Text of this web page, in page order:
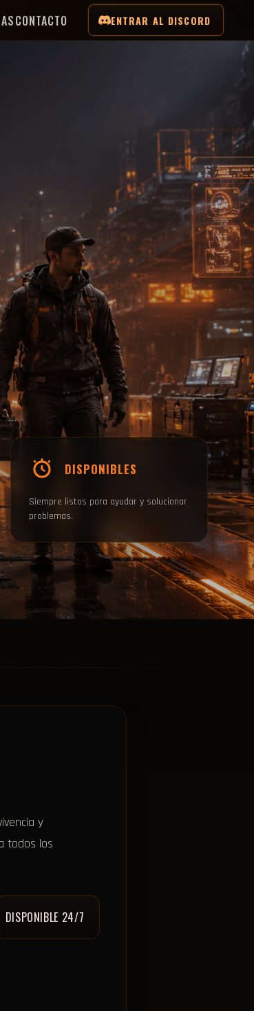
CONTACTO ENTRAR AL DISCORD
DISPONIBLES
Siempre listos para ayudar y solucionar
problemas.
y
todos los
DISPONIBLE 24/7